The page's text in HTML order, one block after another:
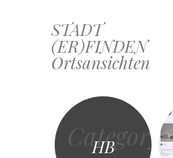
STADT
(ER)FINDEN
Ortsansichten
Skip
to
content
Category
HB